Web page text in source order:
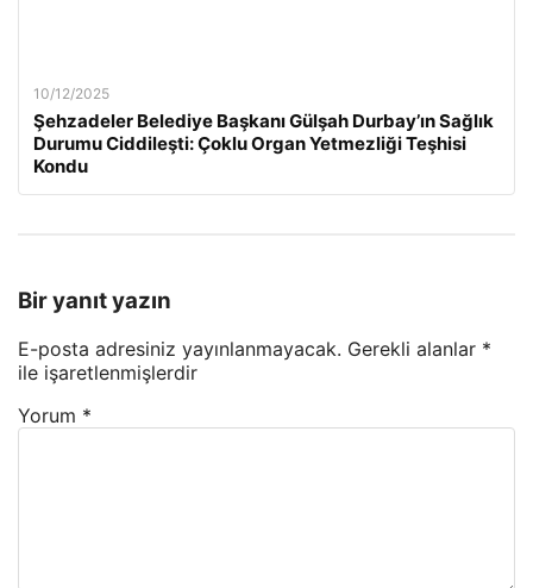
10/12/2025
Şehzadeler Belediye Başkanı Gülşah Durbay’ın Sağlık
Durumu Ciddileşti: Çoklu Organ Yetmezliği Teşhisi
Kondu
Bir yanıt yazın
E-posta adresiniz yayınlanmayacak. Gerekli alanlar *
ile işaretlenmişlerdir
Yorum *